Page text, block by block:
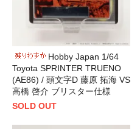
Hobby Japan 1/64
Toyota SPRINTER TRUENO
(AE86) / 頭文字D 藤原 拓海 VS
高橋 啓介 ブリスター仕様
SOLD OUT